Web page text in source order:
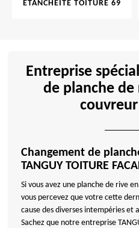
ETANCHÉITÉ TOITURE 69
Entreprise
de planche de
Changement de
TANGUY TOITURE
Si vous avez une planche de rive
vous percevez que votre cette
cause des diverses intempéries et
Sachez que notre entreprise